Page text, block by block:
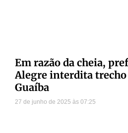
Em razão da cheia,
Alegre interdita trecho
Guaíba
27 de junho de 2025 07:25